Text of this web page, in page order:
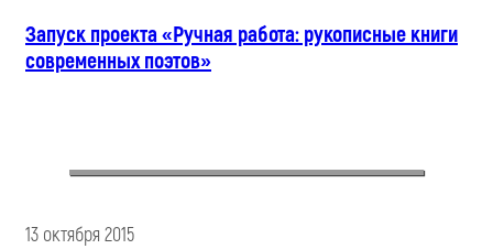
Запуск проекта «Ручная работа: рукописные книги
современных поэтов»
13 октября 2015